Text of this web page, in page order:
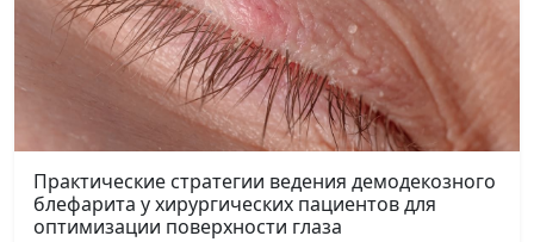
Практические стратегии ведения демодекозного
блефарита у хирургических пациентов для
оптимизации поверхности глаза